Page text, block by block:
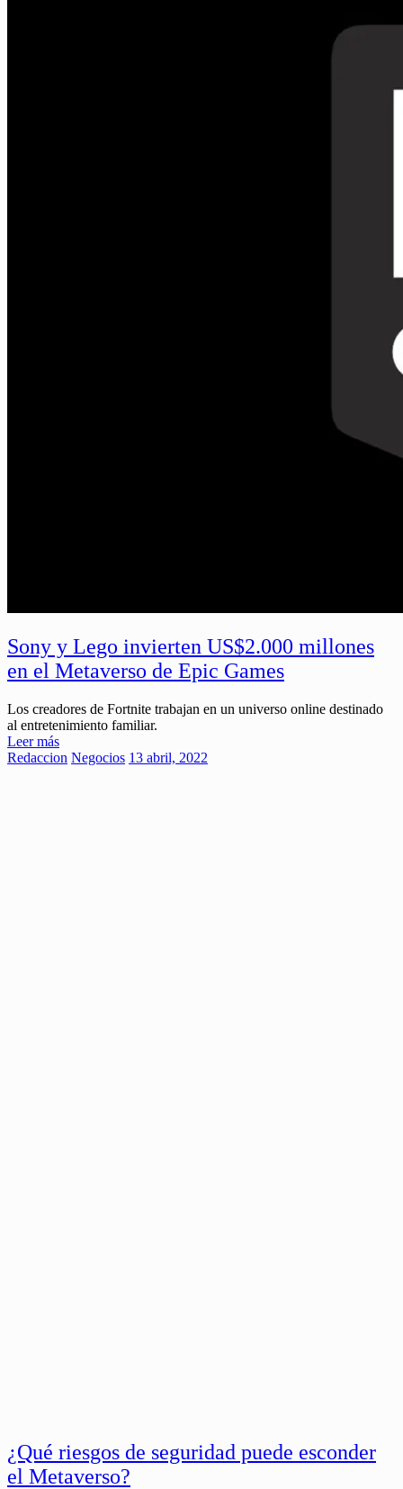
Sony y Lego invierten US$2.000 millones
en el Metaverso de Epic Games
Los creadores de Fortnite trabajan en un universo online destinado
al entretenimiento familiar.
Leer más
Redaccion Negocios 13 abril, 2022
¿Qué riesgos de seguridad puede esconder
el Metaverso?